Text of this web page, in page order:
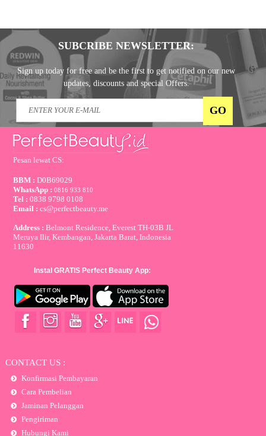
SUBCRIBE NEWSLETTER:
Sign up today for free and be the first to get notified on our new
updates, discounts and special Offers.
Pesan lewat CS:
BBM : D0B69029
WhatsApp :0816 933 810
Tel :0838 9798 0108
Email :cs@perfectbeauty.me
Address : Belmont Residence, Everest TH-03B JL
Meruya Ilir, Kembangan, Jakarta Barat, Indonesia
11630
Instal GRATIS Perfect Beauty App:
CONTACT US :
Konfirmasi Pembayaran
Cara Pembelian
Jaminan Pelanggan
Pengiriman
Hubungi Kami